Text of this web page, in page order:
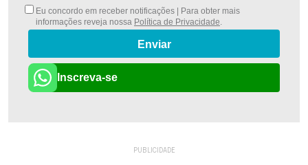
Eu concordo em receber notificações | Para obter mais
informações reveja nossa Política de Privacidade
Enviar
Inscreva-se